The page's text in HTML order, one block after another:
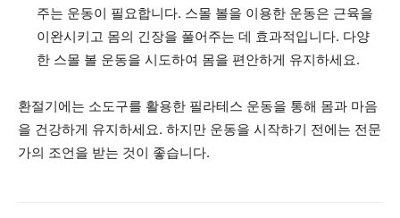
주는 운동이 필요합니다. 스몰 볼을 이용한 운동은 근육을
이완시키고 몸의 긴장을 풀어주는 데 효과적입니다. 다양
한 스몰 볼 운동을 시도하여 몸을 편안하게 유지하세요.
환절기에는 소도구를 활용한 필라테스 운동을 통해 몸과 마음
을 건강하게 유지하세요. 하지만 운동을 시작하기 전에는 전문
가의 조언을 받는 것이 좋습니다.